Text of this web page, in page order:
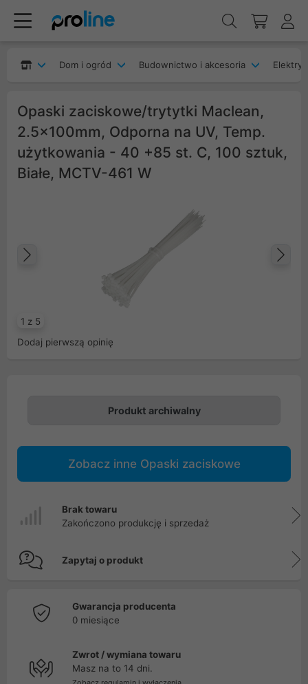
Dom i ogród Budownictwo i akcesoria
Opaski zaciskowe/trytytki Maclean,
2.5x100mm, Odporna na UV, Temp.
użytkowania - 40 +85 st. C, 100 sztuk,
Białe, MCTV-461 W
1 z 5
Poprzedni
Dodaj pierwszą opinię
Produkt archiwalny
Zobacz inne Opaski zaciskowe
Brak towaru
Zakończono produkcję i sprzedaż
Zapytaj o produkt
Gwarancja producenta
0 miesiące
Zwrot / wymiana towaru
Masz na to 14 dni.